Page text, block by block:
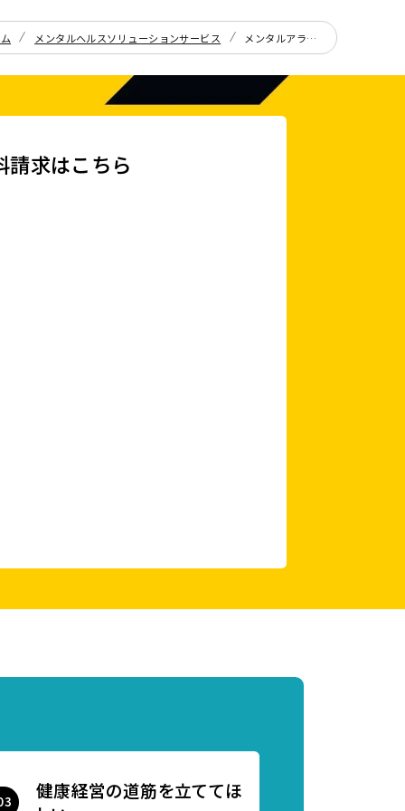
メンタルヘルスソリューションサービス メンタルアラート
請求はこちら
健康経営の道筋を立ててほ